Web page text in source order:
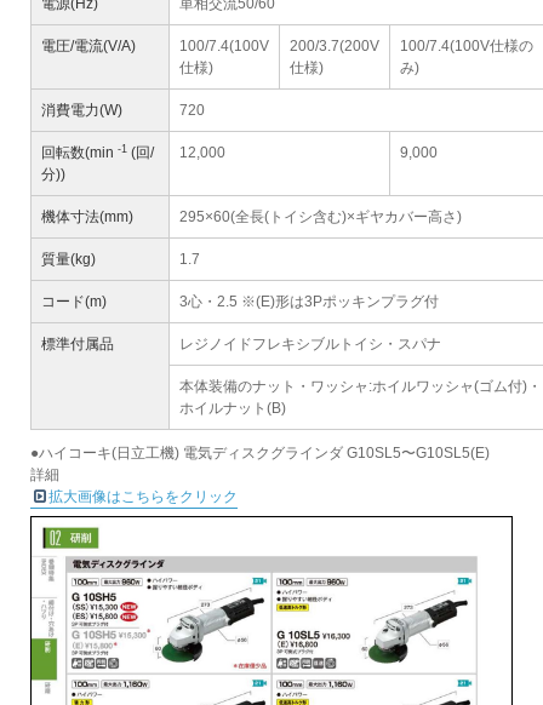
電源(Hz) 単相交流50/60
電圧/電流(V/A)
100/7.4(100V
仕様)
200/3.7(200V
仕様)
100/7.4(100V仕様の
み)
消費電力(W) 720
回転数(min -1 (回/
分))
12,000 9,000
機体寸法(mm) 295×60(全長(トイシ含む)×ギヤカバー高さ)
質量(kg) 1.7
コード(m) 3心・2.5 ※(E)形は3Pポッキンプラグ付
標準付属品 レジノイドフレキシブルトイシ・スパナ
本体装備のナット・ワッシャ:ホイルワッシャ(ゴム付)・
ホイルナット(B)
●ハイコーキ(日立工機) 電気ディスクグラインダ G10SL5〜G10SL5(E)
詳細
拡大画像はこちらをクリック